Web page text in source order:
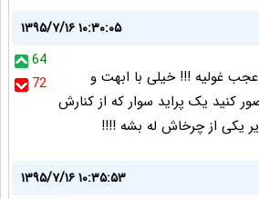
۱۳۹۵/۷/۱۶ ۱۰:۳۰:۰۵
64
72
عجب غولیه !!! خیلی با ابهت و
کنید یک پراید سوار که از کنارش
یکی از چرخاش له بشه !!!!
۱۳۹۵/۷/۱۶ ۱۰:۳۵:۵۳